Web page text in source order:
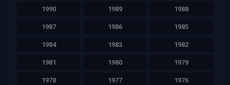
1990 1989 1988
1987 1986 1985
1984 1983 1982
1981 1980 1979
1978 1977 1976